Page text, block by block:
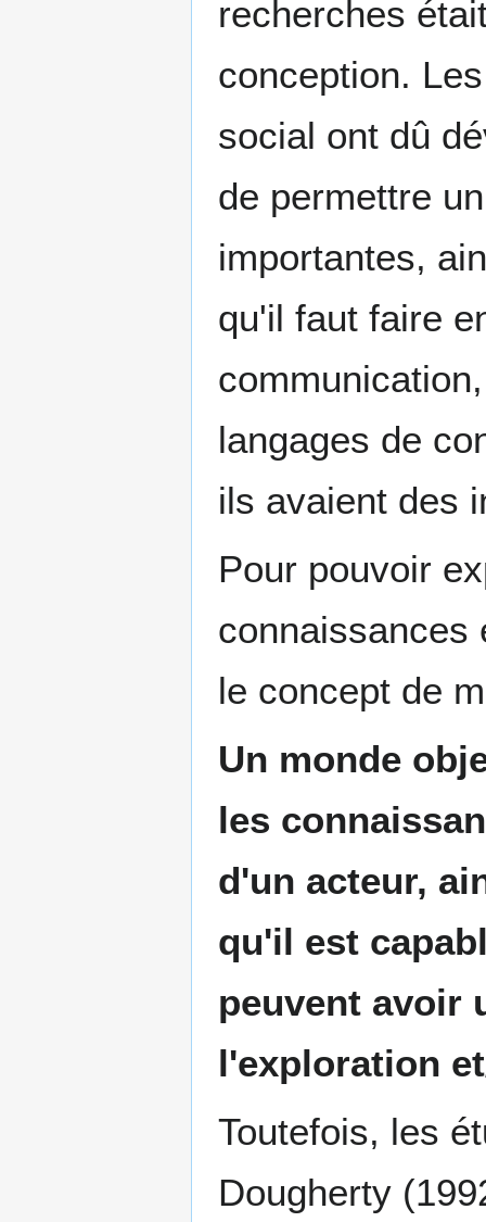
recherches
conception.
social ont dû
de permettre
importantes,
qu'il faut faire
langages de
ils avaient des
Pour pouvoir
connaissances
le concept de
Un monde
les
d'un acteur,
qu'il est
peuvent avoir
l'exploration
Toutefois, les
Dougherty